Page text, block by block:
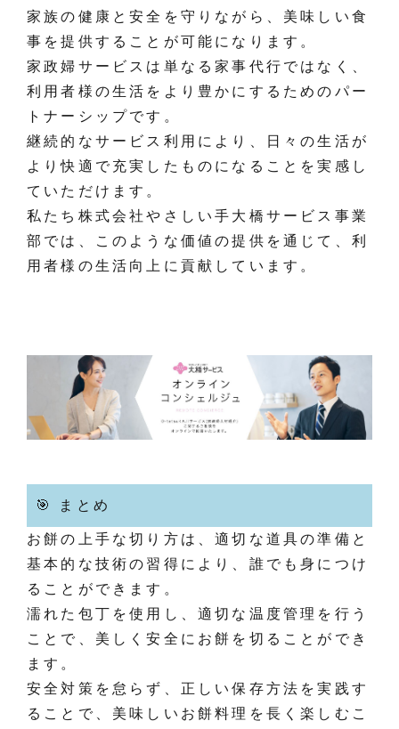
家族の健康と安全を守りながら、美味しい食
事を提供することが可能になります。
家政婦サービスは単なる家事代行ではなく、
利用者様の生活をより豊かにするためのパー
トナーシップです。
継続的なサービス利用により、日々の生活が
より快適で充実したものになることを実感し
ていただけます。
私たち株式会社やさしい手大橋サービス事業
部では、このような価値の提供を通じて、利
用者様の生活向上に貢献しています。
🎯 まとめ
お餅の上手な切り方は、適切な道具の準備と
基本的な技術の習得により、誰でも身につけ
ることができます。
濡れた包丁を使用し、適切な温度管理を行う
ことで、美しく安全にお餅を切ることができ
ます。
安全対策を怠らず、正しい保存方法を実践す
ることで、美味しいお餅料理を長く楽しむこ